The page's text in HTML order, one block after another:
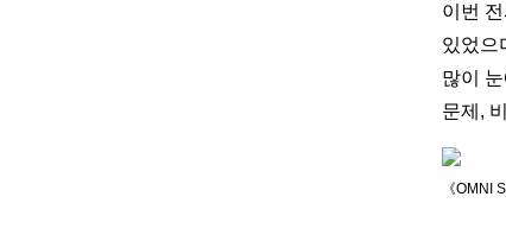
이번
있었으
많이
문제,
《OMNI